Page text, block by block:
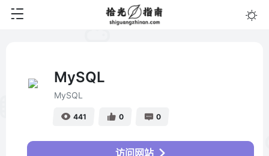
MySQL
MySQL
441 0 0
访问网站